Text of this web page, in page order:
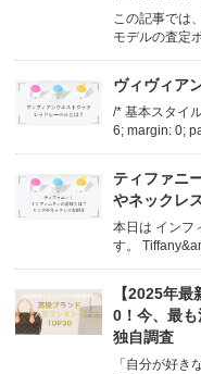
この記事では
モデルの査定
銀座8丁目店が詳しく解
ヴィヴィア
/* 基本スタイ
6; margin: 0;
ティファニ
やネックレ
本日は インフ
す。 Tiffany&amp;Co.(ティファニー) にはいろいろなシリー
うシリーズを紹介し
と生命力の象
【2025年
0！今、最
独自調査
「自分が好き